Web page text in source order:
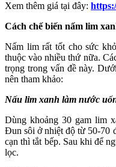
Xem thêm giá tại đây:
Cách chế biến nấm lim
Nấm lim rất tốt cho sức
thuộc vào nhiều thứ nữa.
trọng trong vấn đề này.
nên tham khảo:
Nấu lim xanh làm nước
Dùng khoảng 30 gam lim
Đun sôi ở nhiệt độ từ 50-70
cạn thì tắt bếp. Sau khi để
lọc.